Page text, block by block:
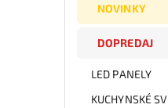
NOVINKY
DOPREDAJ
LED PANELY
KUCHYNSKÉ